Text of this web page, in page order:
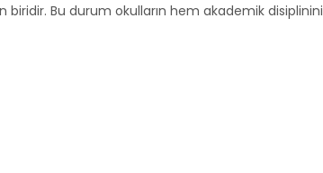
Bu durum okulların hem akademik disiplinini